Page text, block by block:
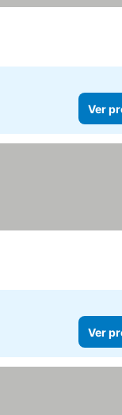
Ver
Ver